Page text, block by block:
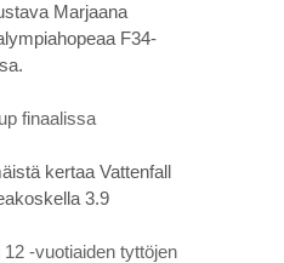
Marjaana
F34-
finaalissa
kertaa Vattenfall
3.9
-vuotiaiden tyttöjen